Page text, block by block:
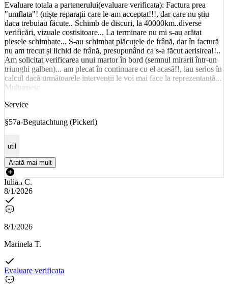
Evaluare totala a partenerului(evaluare verificata): Factura prea
"umflata"! (niște reparații care le-am acceptat!!!, dar care nu știu
daca trebuiau făcute.. Schimb de discuri, la 40000km..diverse
verificări, vizuale costisitoare... La terminare nu mi s-au arătat
piesele schimbate... S-au schimbat plăcuțele de frână, dar în factură
nu am trecut și lichid de frână, presupunând ca s-a făcut aerisirea!!..
Am solicitat verificarea unui martor în bord (semnul mirarii într-un
triunghi galben)... am plecat în continuare cu el acasă!!, iau serios în
calcul dacă următoarele intervenții le voi mai face la reprezentanță...
Mulțumesc
Service
§57a-Begutachtung (Pickerl)
util
Arată mai mult
Iulian C.
8/1/2026
8/1/2026
Marinela T.
Evaluare verificata